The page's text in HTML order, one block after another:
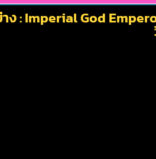
: Imperial God